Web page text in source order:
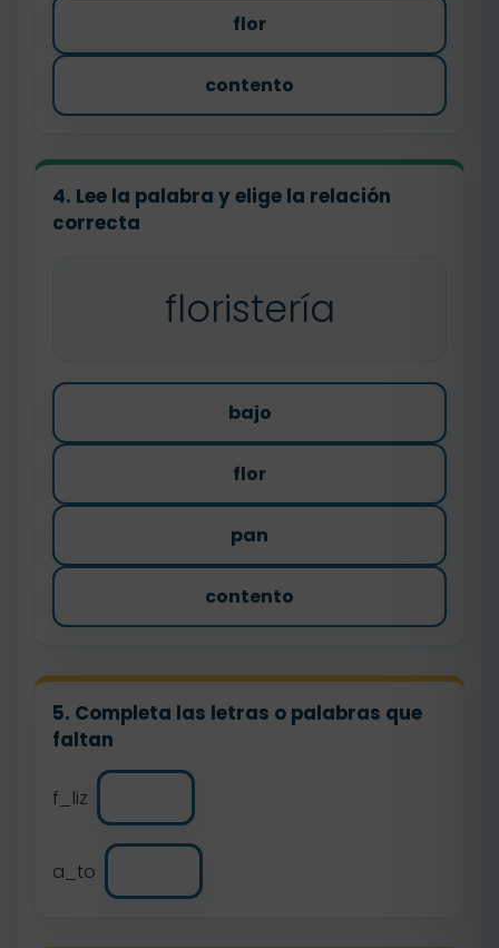
flor
contento
4. Lee la palabra y elige la relación
correcta
floristería
bajo
flor
pan
contento
5. Completa las letras o palabras que
faltan
f_liz
a_to